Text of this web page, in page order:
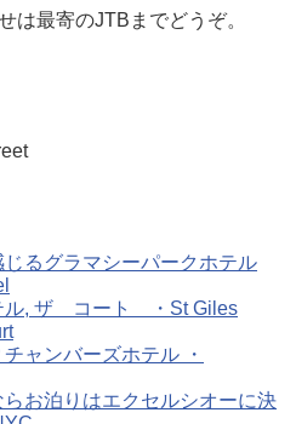
は最寄のJTBまでどうぞ。
るグラマシーパークホテル
, ザ コート ・St Giles
ャンバーズホテル ・
お泊りはエクセルシオーに決